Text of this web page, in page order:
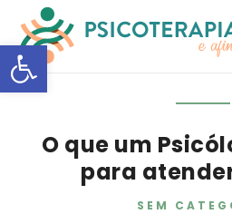
Open toolbar
O que um
para
SEM